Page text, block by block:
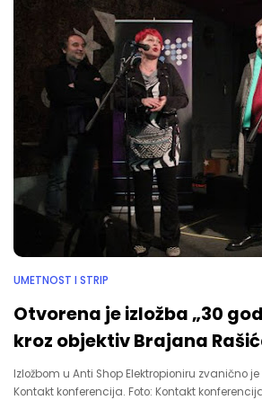
UMETNOST I STRIP
Otvorena je izložba „30
kroz objektiv Brajana
Izložbom u Anti Shop Elektropioniru zvanično
Kontakt konferencija. Foto: Kontakt